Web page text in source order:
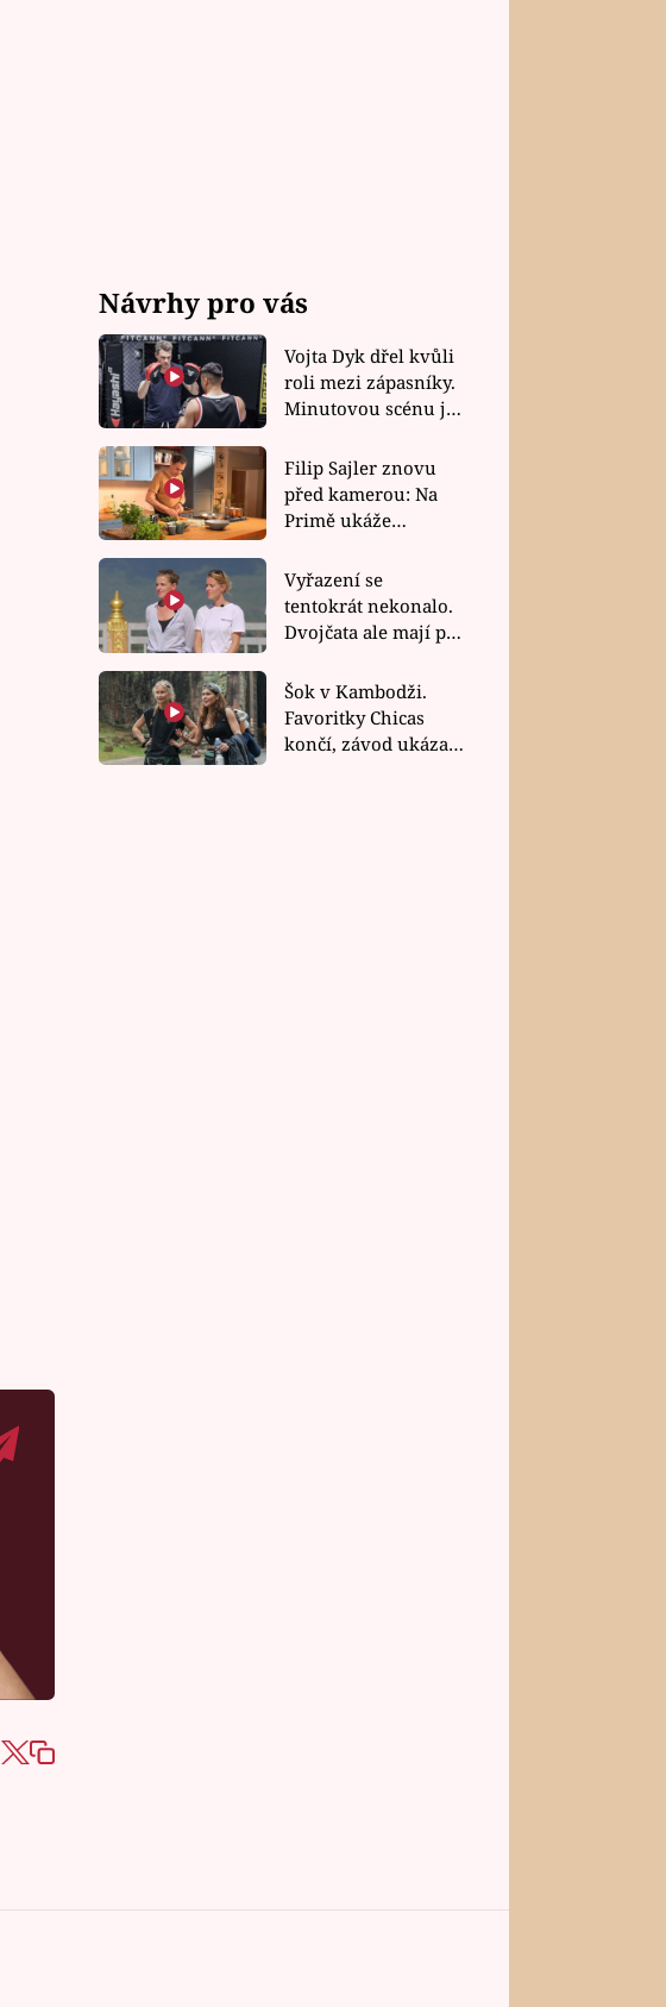
Návrhy pro vás
Vojta Dyk dřel kvůli
roli mezi zápasníky.
Minutovou scénu jel
Filip Sajler znovu
před kamerou: Na
Primě ukáže
rychlé recepty
Vyřazení se
tentokrát nekonalo.
Dvojčata ale mají po
závodu nůž na krku
Šok v Kambodži.
Favoritky Chicas
končí, závod ukázal